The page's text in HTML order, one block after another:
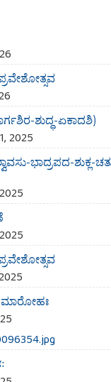
ಶುದ್ಧ-ಏಕಾದಶಿ)
2025
ಭಾದ್ರಪದ-ಶುಕ್ಲ-